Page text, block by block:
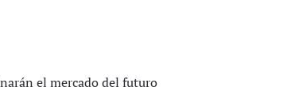
el mercado del futuro